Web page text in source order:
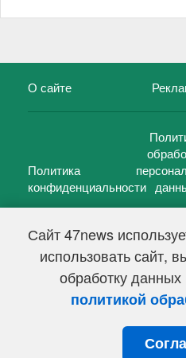
Сайт 47news
использовать сайт,
обработку данных
политикой
О сайте
Политика
конфиденциальности
47 новостей (47 news)2005 —
Свидетельство о регистрации
Федеральной службой по надзору
информационных технологий и